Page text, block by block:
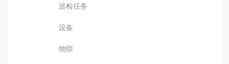
巡检任务
设备
物联